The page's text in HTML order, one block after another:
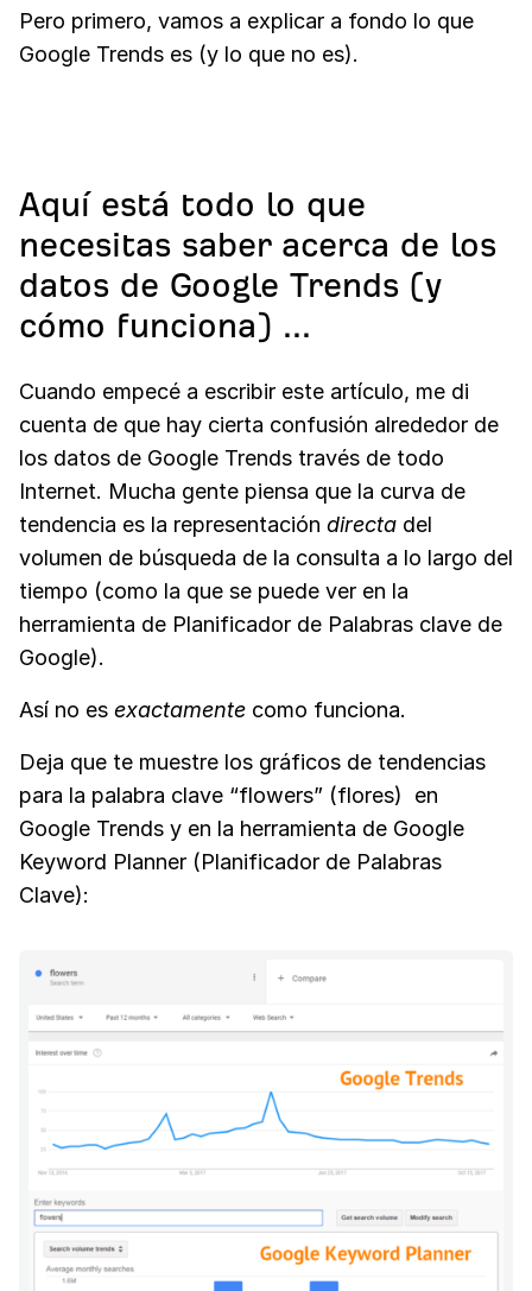
Pero primero, vamos a explicar a fondo lo que
Google Trends es (y lo que no es).
Aquí está todo lo que
necesitas saber acerca de los
datos de Google Trends (y
cómo funciona) ...
Cuando empecé a escribir este artículo, me di
cuenta de que hay cierta confusión alrededor de
los datos de Google Trends través de todo
Internet. Mucha gente piensa que la curva de
tendencia es la representación directa del
volumen de búsqueda de la consulta a lo largo del
tiempo (como la que se puede ver en la
herramienta de Planificador de Palabras clave de
Google).
Así no es exactamente como funciona.
Deja que te muestre los gráficos de tendencias
para la palabra clave “flowers” (flores) en
Google Trends y en la herramienta de Google
Keyword Planner (Planificador de Palabras
Clave):